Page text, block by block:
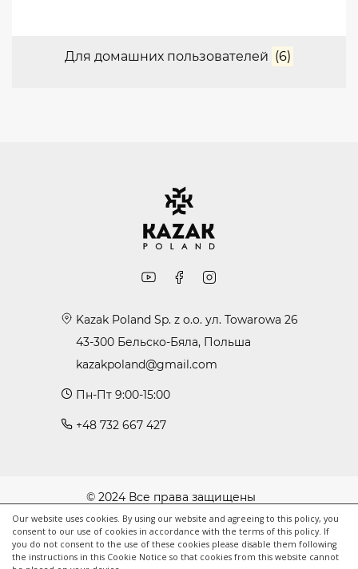
Our website uses cookies. By using our website and agreeing to this policy, you
consent to our use of cookies in accordance with the terms of this policy. If
you do not consent to the use of these cookies please disable them following
the instructions in this Cookie Notice so that cookies from this website cannot
Для домашних пользователей (6)
Kazak Poland Sp. z o.o. ул. Towarowa 26
43-300 Бельско-Бяла, Польша
kazakpoland@gmail.com
Пн-Пт 9:00-15:00
+48 732 667 427
© 2024 Все права защищены
Политика cookie
Политика конфиденциальности
Условия использования